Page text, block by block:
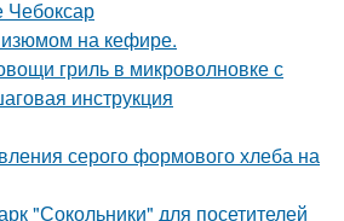
Чебоксар
на кефире.
гриль в микроволновке с
инструкция
серого формового хлеба на
"Сокольники" для посетителей